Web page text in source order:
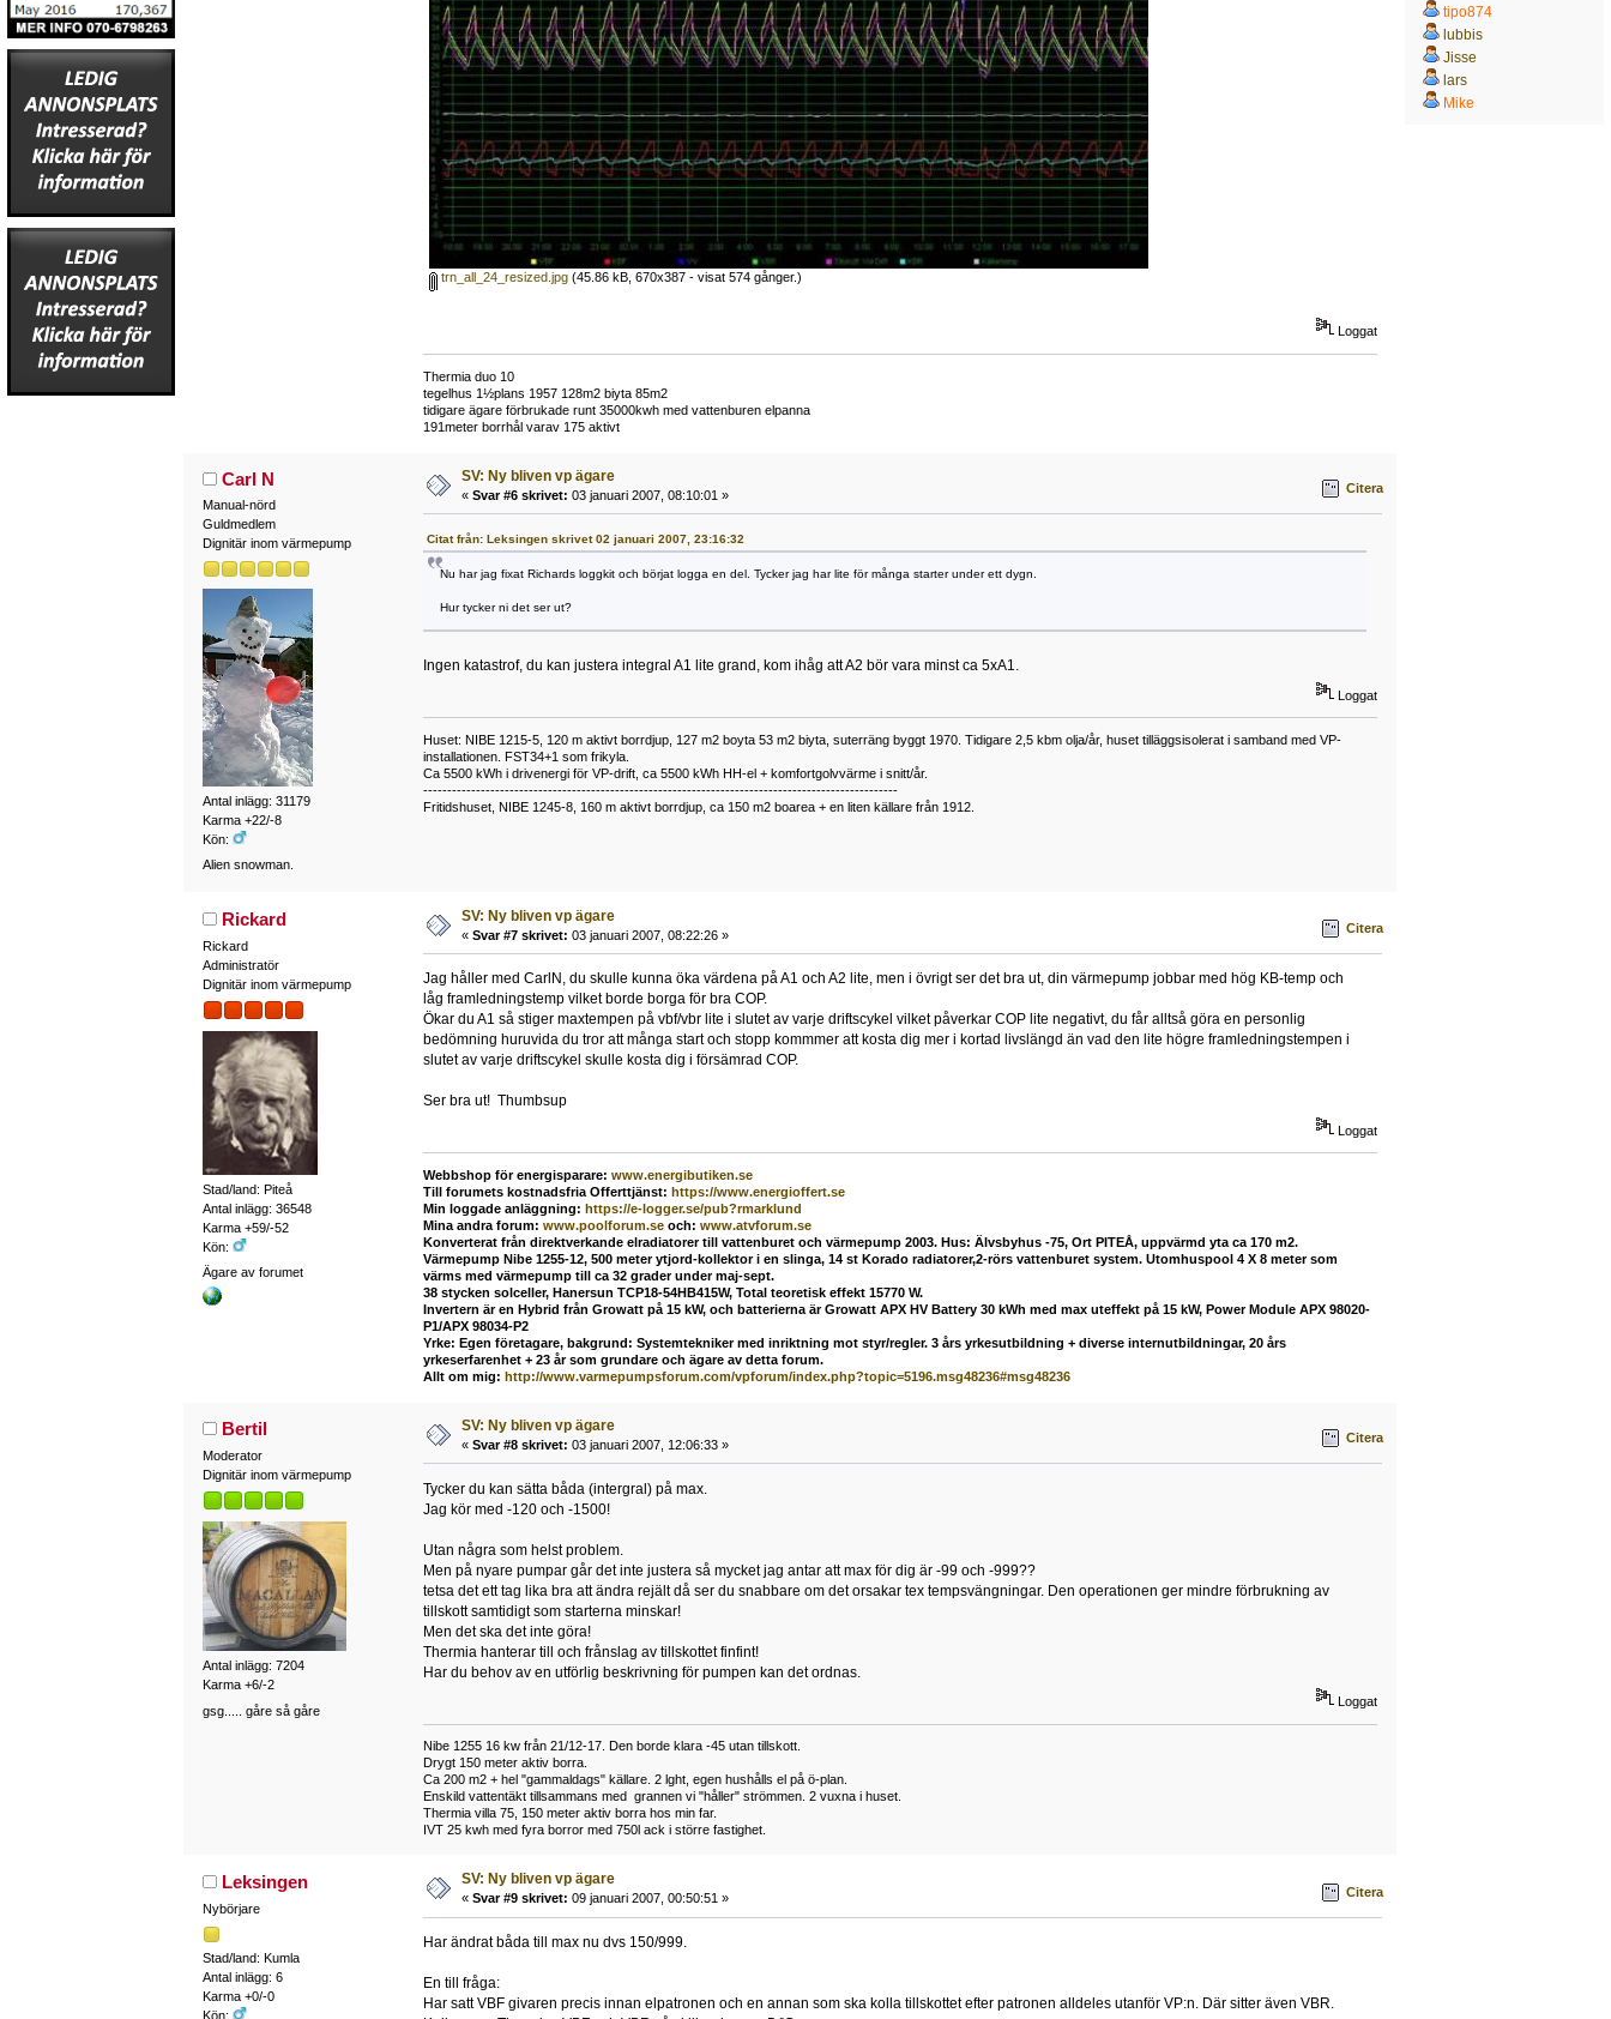
trn_all_24_resized.jpg(45.86 kB, 670x387 - visat 574 gånger.)
Loggat
Thermia duo 10
tegelhus 1½plans 1957 128m2 biyta 85m2
tidigare ägare förbrukade runt 35000kwh med vattenburen elpanna
191meter borrhål varav 175 aktivt
Carl N
Manual-nörd
Guldmedlem
Dignitär inom värmepump
Antal inlägg: 31179
Karma +22/-8
Kön:
Alien snowman.
SV: Ny bliven vp ägare
« Svar #6 skrivet: 03 januari 2007, 08:10:01 » Citera
Citat från: Leksingen skrivet 02 januari 2007, 23:16:32
Nu har jag fixat Richards loggkit och börjat logga en del. Tycker jag har lite för många starter under ett dygn.
Hur tycker ni det ser ut?
Ingen katastrof, du kan justera integral A1 lite grand, kom ihåg att A2 bör vara minst ca 5xA1.
Loggat
Huset: NIBE 1215-5, 120 m aktivt borrdjup, 127 m2 boyta 53 m2 biyta, suterräng byggt 1970. Tidigare 2,5 kbm olja/år, huset tilläggsisolerat i samband med VP-
installationen. FST34+1 som frikyla.
Ca 5500 kWh i drivenergi för VP-drift, ca 5500 kWh HH-el + komfortgolvvärme i snitt/år.
---------------------------------------------------------------------------------------------------
Fritidshuset, NIBE 1245-8, 160 m aktivt borrdjup, ca 150 m2 boarea + en liten källare från 1912.
Rickard
Rickard
Administratör
Dignitär inom värmepump
Stad/land: Piteå
Antal inlägg: 36548
Karma +59/-52
Kön:
Ägare av forumet
SV: Ny bliven vp ägare
« Svar #7 skrivet: 03 januari 2007, 08:22:26 » Citera
Jag håller med CarlN, du skulle kunna öka värdena på A1 och A2 lite, men i övrigt ser det bra ut, din värmepump jobbar med hög KB-temp och
låg framledningstemp vilket borde borga för bra COP.
Ökar du A1 så stiger maxtempen på vbf/vbr lite i slutet av varje driftscykel vilket påverkar COP lite negativt, du får alltså göra en personlig
bedömning huruvida du tror att många start och stopp kommmer att kosta dig mer i kortad livslängd än vad den lite högre framledningstempen i
slutet av varje driftscykel skulle kosta dig i försämrad COP.
Ser bra ut! Thumbsup
Loggat
Webbshop för energisparare: www.energibutiken.se
Till forumets kostnadsfria Offerttjänst: https://www.energioffert.se
Min loggade anläggning: https://e-logger.se/pub?rmarklund
Mina andra forum: www.poolforum.seoch: www.atvforum.se
Konverterat från direktverkande elradiatorer till vattenburet och värmepump 2003. Hus: Älvsbyhus -75, Ort PITEÅ, uppvärmd yta ca 170 m2.
Värmepump Nibe 1255-12, 500 meter ytjord-kollektor i en slinga, 14 st Korado radiatorer,2-rörs vattenburet system. Utomhuspool 4 X 8 meter som
värms med värmepump till ca 32 grader under maj-sept.
38 stycken solceller, Hanersun TCP18-54HB415W, Total teoretisk effekt 15770 W.
Invertern är en Hybrid från Growatt på 15 kW, och batterierna är Growatt APX HV Battery 30 kWh med max uteffekt på 15 kW, Power Module APX 98020-
P1/APX 98034-P2
Yrke: Egen företagare, bakgrund: Systemtekniker med inriktning mot styr/regler. 3 års yrkesutbildning + diverse internutbildningar, 20 års
yrkeserfarenhet + 23 år som grundare och ägare av detta forum.
Allt om mig: http://www.varmepumpsforum.com/vpforum/index.php?topic=5196.msg48236#msg48236
Bertil
Moderator
Dignitär inom värmepump
Antal inlägg: 7204
Karma +6/-2
gsg..... gåre så gåre
SV: Ny bliven vp ägare
« Svar #8 skrivet: 03 januari 2007, 12:06:33 » Citera
Tycker du kan sätta båda (intergral) på max.
Jag kör med -120 och -1500!
Utan några som helst problem.
Men på nyare pumpar går det inte justera så mycket jag antar att max för dig är -99 och -999??
tetsa det ett tag lika bra att ändra rejält då ser du snabbare om det orsakar tex tempsvängningar. Den operationen ger mindre förbrukning av
tillskott samtidigt som starterna minskar!
Men det ska det inte göra!
Thermia hanterar till och frånslag av tillskottet finfint!
Har du behov av en utförlig beskrivning för pumpen kan det ordnas.
Loggat
Nibe 1255 16 kw från 21/12-17. Den borde klara -45 utan tillskott.
Drygt 150 meter aktiv borra.
Ca 200 m2 + hel "gammaldags" källare. 2 lght, egen hushålls el på ö-plan.
Enskild vattentäkt tillsammans med grannen vi "håller" strömmen. 2 vuxna i huset.
Thermia villa 75, 150 meter aktiv borra hos min far.
IVT 25 kwh med fyra borror med 750l ack i större fastighet.
Leksingen
Nybörjare
Stad/land: Kumla
Antal inlägg: 6
Karma +0/-0
Kön:
SV: Ny bliven vp ägare
« Svar #9 skrivet: 09 januari 2007, 00:50:51 » Citera
Har ändrat båda till max nu dvs 150/999.
En till fråga:
Har satt VBF givaren precis innan elpatronen och en annan som ska kolla tillskottet efter patronen alldeles utanför VP:n. Där sitter även VBR.
tipo874
lubbis
Jisse
lars
Mike